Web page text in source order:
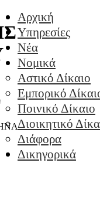
Αρχική
Υπηρεσίες
Νέα
Νομικά
Αστικό Δίκαιο
Εμπορικό
Ποινικό Δίκαιο
Διοικητικό
Διάφορα
Δικηγορικά